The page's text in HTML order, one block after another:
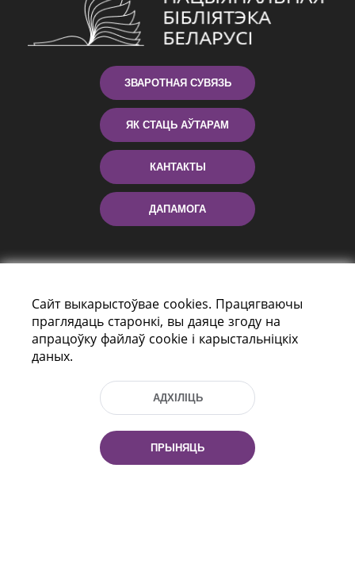
ЗВАРОТНАЯ СУВЯЗЬ
ЯК СТАЦЬ АЎТАРАМ
КАНТАКТЫ
ДАПАМОГА
праспект Незалежнасці 116
г. Мiнск, Рэспубліка Беларусь, 220114
Тэл.: (+375 17) 368 37 37, Факс: (+375 17)
Эл. пошта: inbox@nlb.by
Сайт выкарыстоўвае cookies. Працягваючы
праглядаць старонкі, вы даяце згоду на
апрацоўку файлаў cookie і карыстальніцкіх
даных.
АДХІЛІЦЬ
ПРЫНЯЦЬ